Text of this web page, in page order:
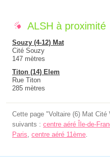
ALSH à proximité
Souzy (4-12) Mat
Cité Souzy
147 mètres
Titon (14) Elem
Rue Titon
285 mètres
Cette page "Voltaire (6) Mat
suivants : centre aéré Île-de-
Paris, centre aéré 11ème.